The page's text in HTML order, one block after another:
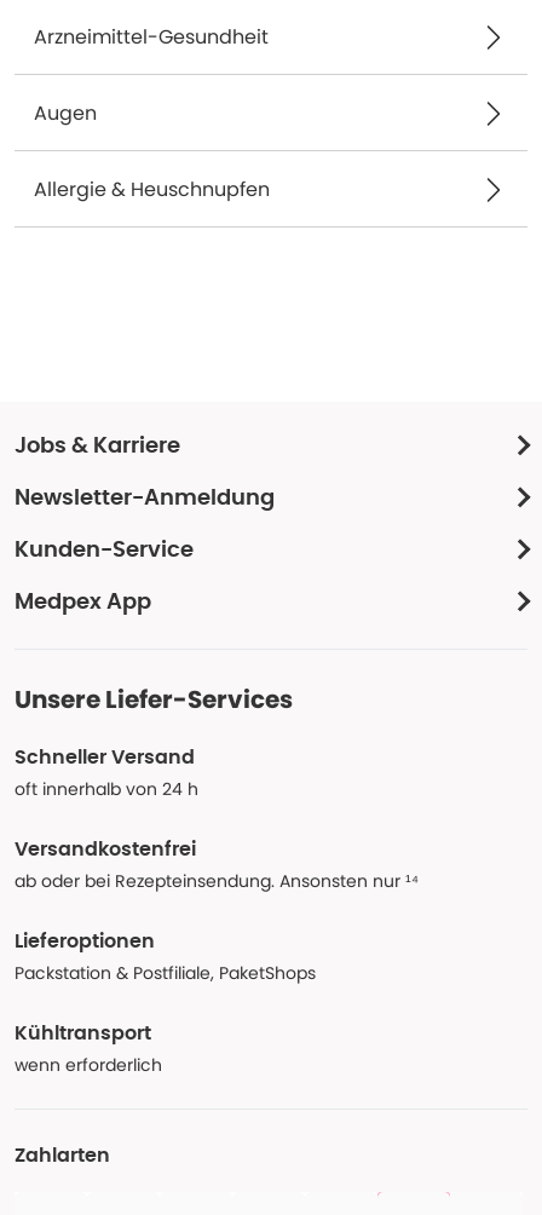
Arzneimittel-Gesundheit
Augen
Allergie & Heuschnupfen
Jobs & Karriere
Newsletter-Anmeldung
Kunden-Service
Medpex App
Unsere Liefer-Services
Schneller Versand
oft innerhalb von 24 h
Versandkostenfrei
ab oder bei Rezepteinsendung. Ansonsten nur ¹⁴
Lieferoptionen
Packstation & Postfiliale, PaketShops
Kühltransport
wenn erforderlich
Zahlarten